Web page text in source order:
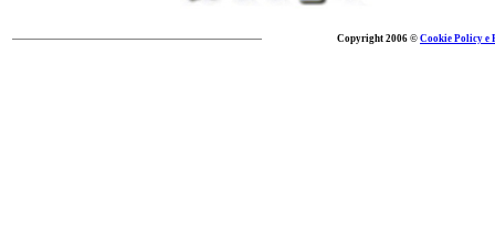
Copyright 2006 © Cookie Policy e